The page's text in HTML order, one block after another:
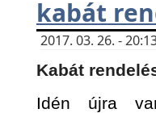
kabát
2017. 03. 26. -
Kabát
Idén újra